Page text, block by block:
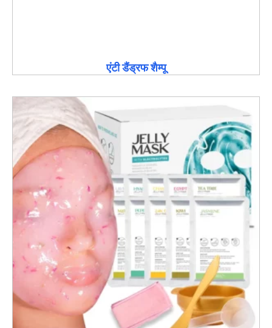
एंटी डैंड्रफ शैम्पू